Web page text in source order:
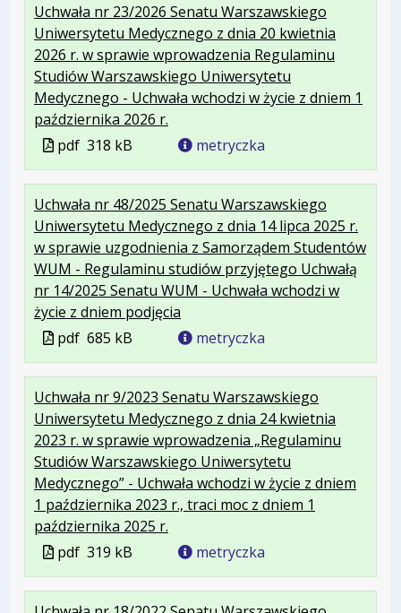
Uchwała nr 23/2026 Senatu Warszawskiego
Uniwersytetu Medycznego z dnia 20 kwietnia
2026 r. w sprawie wprowadzenia Regulaminu
Studiów Warszawskiego Uniwersytetu
Medycznego - Uchwała wchodzi w życie z dniem 1
października 2026 r.
Plik
formacie:
pdf
Rozmiar
318
kB
Otwiera
w
nowej
karcie.
Plik
w
formacie
pdf 318 kB metryczka
Uchwała nr 48/2025 Senatu Warszawskiego
Uniwersytetu Medycznego z dnia 14 lipca 2025 r.
w sprawie uzgodnienia z Samorządem Studentów
WUM - Regulaminu studiów przyjętego Uchwałą
nr 14/2025 Senatu WUM - Uchwała wchodzi w
życie z dniem podjęcia
Plik
formacie:
pdf
Rozmiar
685
kB
Otwiera
w
nowej
karcie.
Plik
w
formacie
pdf 685 kB metryczka
Uchwała nr 9/2023 Senatu Warszawskiego
Uniwersytetu Medycznego z dnia 24 kwietnia
2023 r. w sprawie wprowadzenia „Regulaminu
Studiów Warszawskiego Uniwersytetu
Medycznego” - Uchwała wchodzi w życie z dniem
1 października 2023 r., traci moc z dniem 1
października 2025 r.
Plik
formacie:
Rozmiar
319
Otwiera
w
Plik
w
formacie
pdf 319 kB metryczka